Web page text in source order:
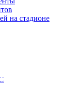
на стадионе